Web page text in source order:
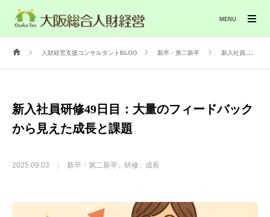
人財経営支援コンサルタントBLOG 新卒・第二新卒 新入社員研修49日目：大量のフィードバックから見えた成長と課題
新入社員研修49日目：大量のフィードバック
から見えた成長と課題
2025.09.03 新卒・第二新卒 研修 成長
MENU